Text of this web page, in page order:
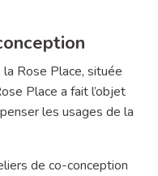
Rose Place, située
Place a fait l’objet
les usages de la
de co-conception